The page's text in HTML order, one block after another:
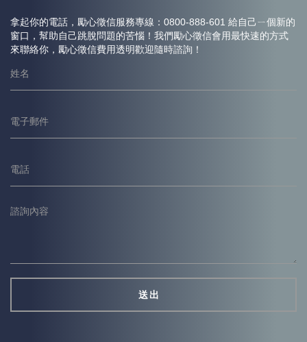
拿起你的電話，勵心徵信服務專線：0800-888-601 給自己ㄧ個新的
窗口，幫助自己跳脫問題的苦惱！我們勵心徵信會用最快速的方式
來聯絡你，勵心徵信費用透明歡迎隨時諮詢！